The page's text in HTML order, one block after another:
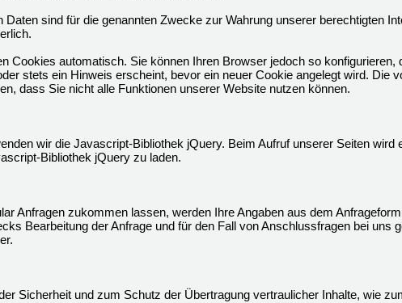
sind für die genannten Zwecke zur Wahrung unserer berechtigten
Cookies automatisch. Sie können Ihren Browser jedoch so konfigurieren,
stets ein Hinweis erscheint, bevor ein neuer Cookie angelegt wird. Die
dass Sie nicht alle Funktionen unserer Website nutzen können.
wir die Javascript-Bibliothek jQuery. Beim Aufruf unserer Seiten wird
Bibliothek jQuery zu laden.
Anfragen zukommen lassen, werden Ihre Angaben aus dem
Bearbeitung der Anfrage und für den Fall von Anschlussfragen bei uns
Sicherheit und zum Schutz der Übertragung vertraulicher Inhalte, wie